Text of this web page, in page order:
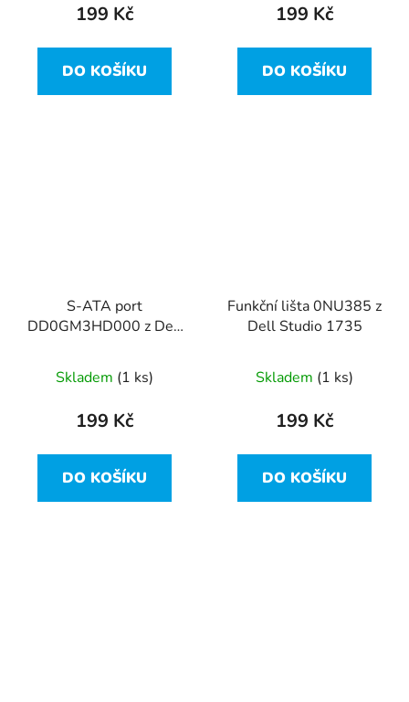
199 Kč
DO KOŠÍKU
199 Kč
DO KOŠÍKU
S-ATA port
DD0GM3HD000 z Dell
Skladem (1 ks)
199 Kč
DO KOŠÍKU
Funkční lišta 0NU385 z
Dell Studio 1735
Skladem (1 ks)
199 Kč
DO KOŠÍKU